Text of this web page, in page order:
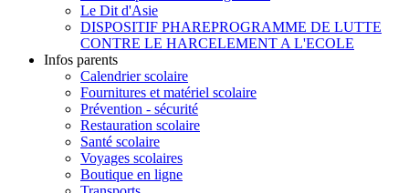
Le Dit d'Asie
DISPOSITIF PHAREPROGRAMME DE LUTTE
CONTRE LE HARCELEMENT A L'ECOLE
Infos parents
Calendrier scolaire
Fournitures et matériel scolaire
Prévention - sécurité
Restauration scolaire
Santé scolaire
Voyages scolaires
Boutique en ligne